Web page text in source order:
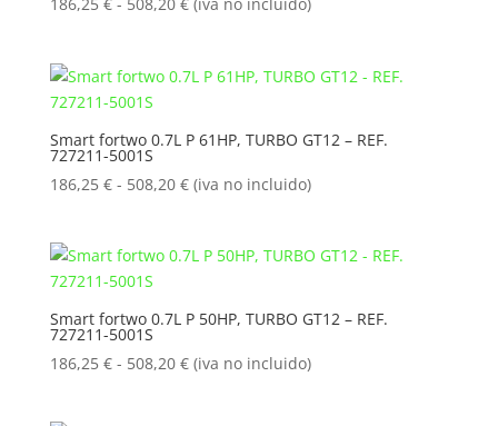
186,25 € - 508,20 €
desde
hasta
(iva no incluido)
Smart fortwo 0.7L P 61HP, TURBO GT12 – REF.
727211-5001S
186,25 € - 508,20 €Rango
desde
hasta
(iva no incluido)
Smart fortwo 0.7L P 50HP, TURBO GT12 – REF.
727211-5001S
186,25 € - 508,20 €Rango
(iva no incluido)